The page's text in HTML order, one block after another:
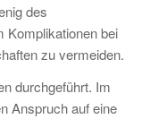
des
Komplikationen bei
zu vermeiden.
durchgeführt. Im
Anspruch auf eine